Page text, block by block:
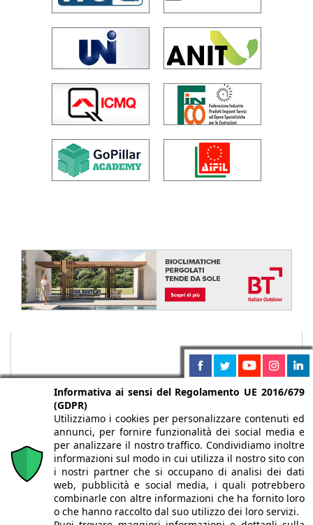
Chi siamo Autori Per la tua pubblicità
Iscriviti alla
newsletter
Informativa ai sensi del Regolamento UE 2016/679
(GDPR)
Utilizziamo i cookies per personalizzare contenuti ed
annunci, per fornire funzionalità dei social media e
per analizzare il nostro traffico. Condividiamo inoltre
informazioni sul modo in cui utilizza il nostro sito con
i nostri partner che si occupano di analisi dei dati
web, pubblicità e social media, i quali potrebbero
combinarle con altre informazioni che ha fornito loro
o che hanno raccolto dal suo utilizzo dei loro servizi.